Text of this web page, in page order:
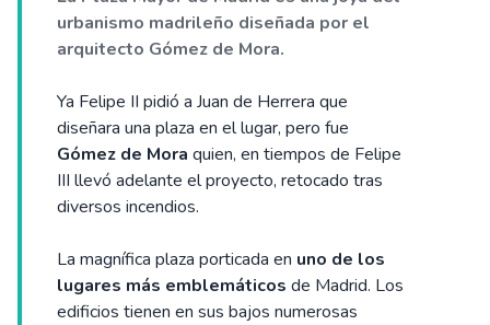
urbanismo madrileño diseñada por el
arquitecto Gómez de Mora.
Ya Felipe II pidió a Juan de Herrera que
diseñara una plaza en el lugar, pero fue
Gómez de Mora quien, en tiempos de Felipe
III llevó adelante el proyecto, retocado tras
diversos incendios.
La magnífica plaza porticada en uno de los
lugares más emblemáticos de Madrid. Los
edificios tienen en sus bajos numerosas